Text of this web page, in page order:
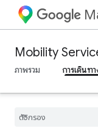
Mobility
ภาพรวม การเดินท